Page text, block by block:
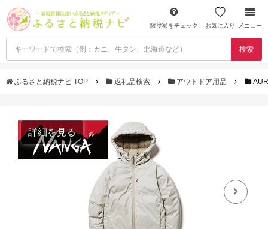
限度額をチェック お気に入り メニュー
検索
ふるさと納税ナビ TOP 返礼品検索 アウトドア用品
詳細を見る